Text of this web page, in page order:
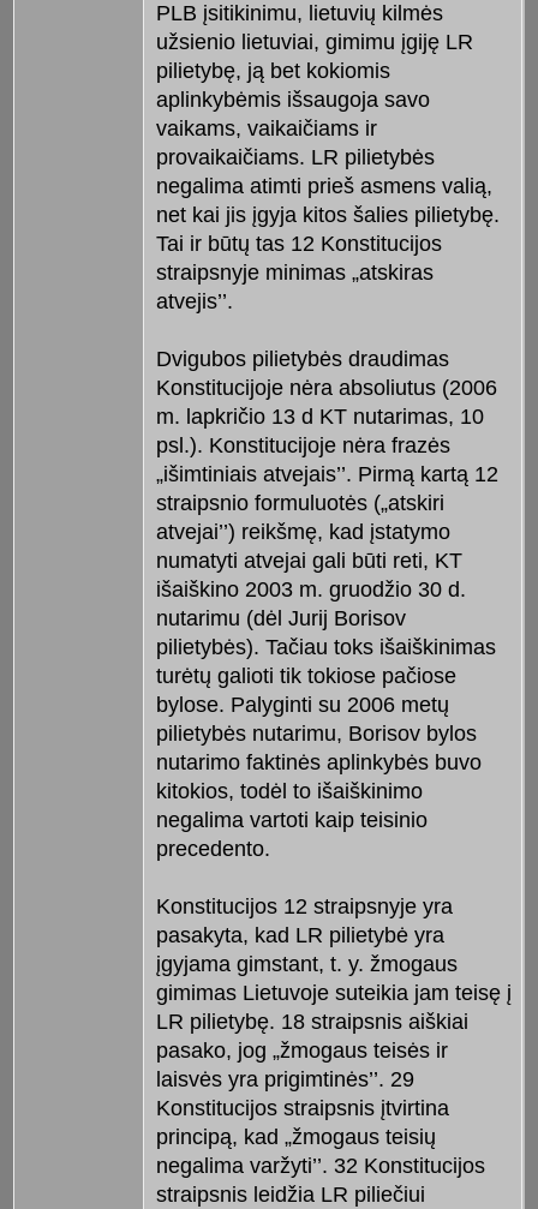
PLB įsitikinimu, lietuvių kilmės
užsienio lietuviai, gimimu įgiję LR
pilietybę, ją bet kokiomis
aplinkybėmis išsaugoja savo
vaikams, vaikaičiams ir
provaikaičiams. LR pilietybės
negalima atimti prieš asmens valią,
net kai jis įgyja kitos šalies pilietybę.
Tai ir būtų tas 12 Konstitucijos
straipsnyje minimas „atskiras
atvejis’’.
Dvigubos pilietybės draudimas
Konstitucijoje nėra absoliutus (2006
m. lapkričio 13 d KT nutarimas, 10
psl.). Konstitucijoje nėra frazės
„išimtiniais atvejais’’. Pirmą kartą 12
straipsnio formuluotės („atskiri
atvejai’’) reikšmę, kad įstatymo
numatyti atvejai gali būti reti, KT
išaiškino 2003 m. gruodžio 30 d.
nutarimu (dėl Jurij Borisov
pilietybės). Tačiau toks išaiškinimas
turėtų galioti tik tokiose pačiose
bylose. Palyginti su 2006 metų
pilietybės nutarimu, Borisov bylos
nutarimo faktinės aplinkybės buvo
kitokios, todėl to išaiškinimo
negalima vartoti kaip teisinio
precedento.
Konstitucijos 12 straipsnyje yra
pasakyta, kad LR pilietybė yra
įgyjama gimstant, t. y. žmogaus
gimimas Lietuvoje suteikia jam teisę į
LR pilietybę. 18 straipsnis aiškiai
pasako, jog „žmogaus teisės ir
laisvės yra prigimtinės’’. 29
Konstitucijos straipsnis įtvirtina
principą, kad „žmogaus teisių
negalima varžyti’’. 32 Konstitucijos
straipsnis leidžia LR piliečiui